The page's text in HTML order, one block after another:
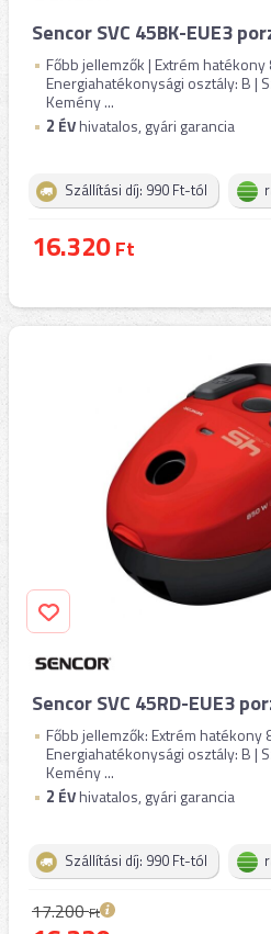
Sencor SVC 45BK-EUE3
Főbb jellemzők | Extrém hatékony
Energiahatékonysági osztály: B |
Kemény ...
2 ÉVhivatalos, gyári garancia
Szállítási díj: 990 Ft-tól
16.320Ft
Sencor SVC 45RD-EUE3
Főbb jellemzők: Extrém hatékony
Energiahatékonysági osztály: B |
Kemény ...
2 ÉVhivatalos, gyári garancia
Szállítási díj: 990 Ft-tól
17.200Ft